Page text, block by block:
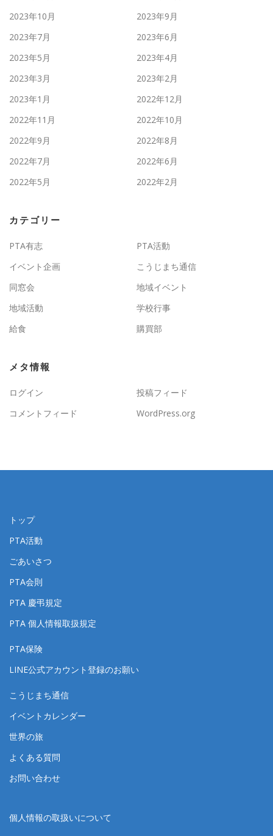
2023年10月
2023年9月
2023年7月
2023年6月
2023年5月
2023年4月
2023年3月
2023年2月
2023年1月
2022年12月
2022年11月
2022年10月
2022年9月
2022年8月
2022年7月
2022年6月
2022年5月
2022年2月
カテゴリー
PTA有志
PTA活動
イベント企画
こうじまち通信
同窓会
地域イベント
地域活動
学校行事
給食
購買部
メタ情報
ログイン
投稿フィード
コメントフィード
WordPress.org
トップ
PTA活動
ごあいさつ
PTA会則
PTA 慶弔規定
PTA 個人情報取扱規定
PTA保険
LINE公式アカウント登録のお願い
こうじまち通信
イベントカレンダー
世界の旅
よくある質問
お問い合わせ
個人情報の取扱いについて